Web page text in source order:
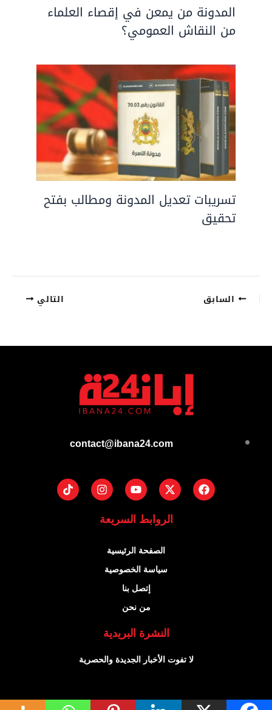
المدونة من يمعن في إقصاء العلماء
من النقاش العمومي؟
تسريبات تعديل المدونة ومطالب بفتح
تحقيق
السابق التالي
contact@ibana24.com
Facebook
X-
twitter
Youtube
Instagram
Tiktok
الروابط السريعة
الصفحة الرئيسية
سياسة الخصوصية
إتصل بنا
من نحن
النشرة البريدية
لا تفوت الأخبار الجديدة والحصرية